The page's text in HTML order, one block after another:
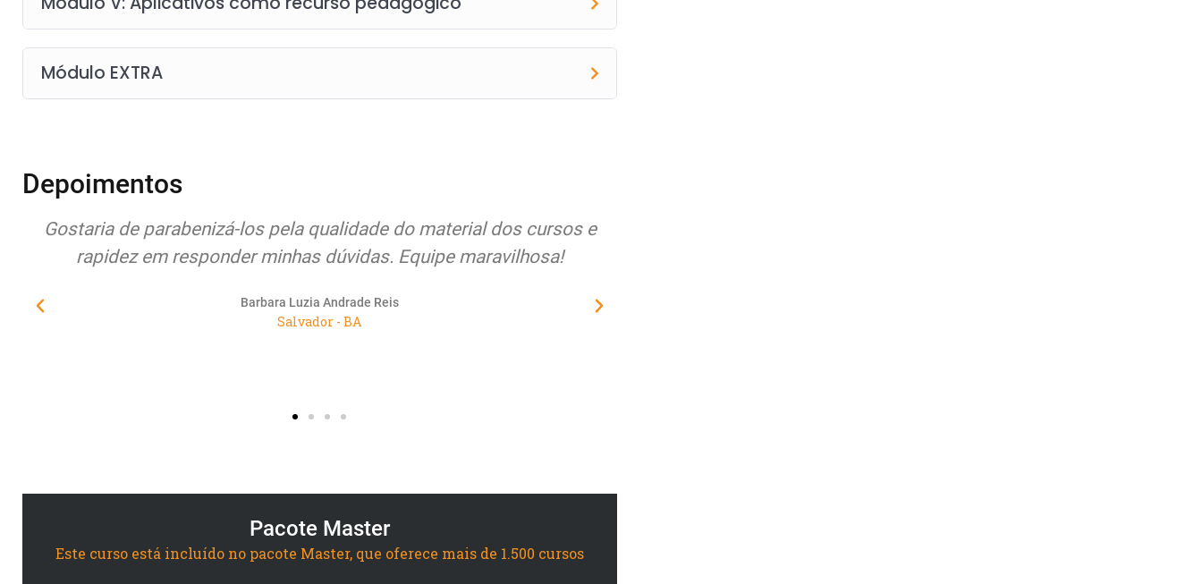
Módulo EXTRA
Depoimentos
Quero expor meus sentimentos de pura alegria em relação a
atenção, compromisso, seriedade e principalmente respeito do
urgentemente de empresas como vocês...
Pacote Master
Este curso está incluído no pacote Master, que oferece mais de 1.500 cursos